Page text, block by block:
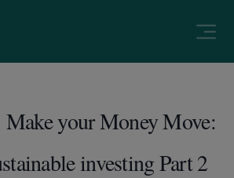
your Money Move:
investing Part 2